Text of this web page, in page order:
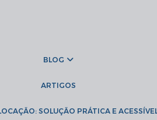
BLOG
ARTIGOS
SOLUÇÃO PRÁTICA E